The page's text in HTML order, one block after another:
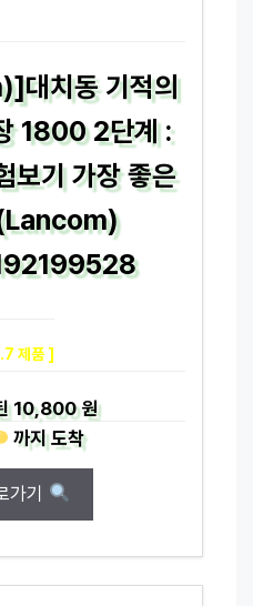
대치동 기적의
1800 2단계 :
보기 가장 좋은
제품 ]
10,800 원
까지도착
가기